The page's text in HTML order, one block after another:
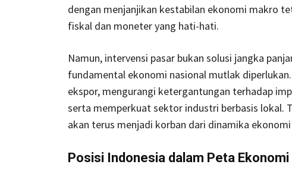
dengan menjanjikan kestabilan ekonomi makro
fiskal dan moneter yang hati-hati.
Namun, intervensi pasar bukan solusi jangka
fundamental ekonomi nasional mutlak
ekspor, mengurangi ketergantungan terhadap
serta memperkuat sektor industri berbasis lokal.
akan terus menjadi korban dari dinamika
Posisi Indonesia dalam Peta Ekonomi